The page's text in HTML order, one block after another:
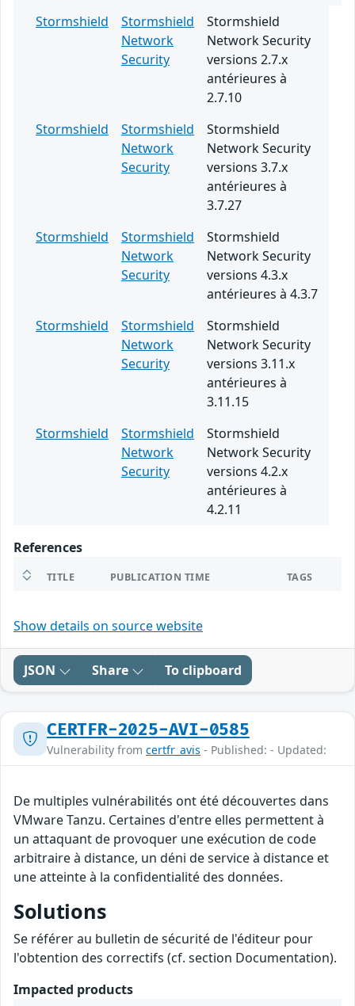
Stormshield
Stormshield
Network
Security
Stormshield
Network Security
versions 2.7.x
antérieures à
2.7.10
Stormshield
Stormshield
Network
Security
Stormshield
Network Security
versions 3.7.x
antérieures à
3.7.27
Stormshield
Stormshield
Network
Security
Stormshield
Network Security
versions 4.3.x
antérieures à 4.3.7
Stormshield
Stormshield
Network
Security
Stormshield
Network Security
versions 3.11.x
antérieures à
3.11.15
Stormshield
Stormshield
Network
Security
Stormshield
Network Security
versions 4.2.x
antérieures à
4.2.11
References
TITLE PUBLICATION TIME TAGS
Show details on source website
JSON Share To clipboard
CERTFR-2025-AVI-0585
Vulnerability from certfr_avis - Published: - Updated:
De multiples vulnérabilités ont été découvertes dans
VMware Tanzu. Certaines d'entre elles permettent à
un attaquant de provoquer une exécution de code
arbitraire à distance, un déni de service à distance et
une atteinte à la confidentialité des données.
Solutions
Se référer au bulletin de sécurité de l'éditeur pour
l'obtention des correctifs (cf. section Documentation).
Impacted products